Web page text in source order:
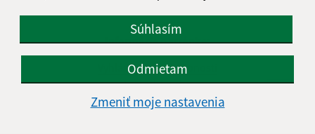
Súhlasím
Odmietam
Zmeniť moje nastavenia
Informácie o stránke:
Vyhlásenie o prístupnosti
Autorské práva
Ochrana osobných údajov